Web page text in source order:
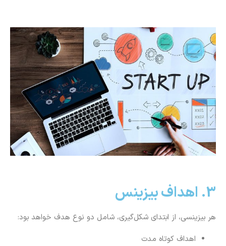
3. اهداف بیزینس
هر بیزینسی، از ابتدای شکل‌گیری، شامل دو نوع هدف خواهد بود:
اهداف کوتاه مدت